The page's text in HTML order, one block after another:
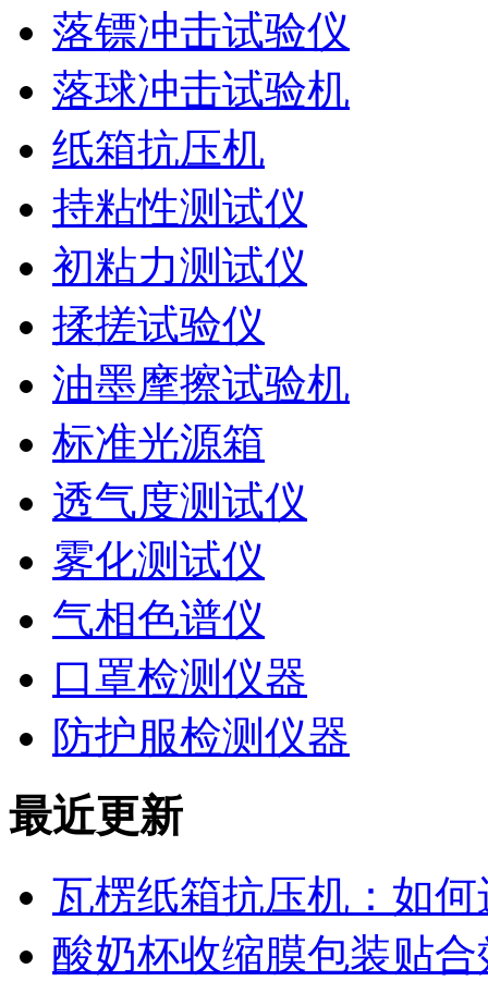
落镖冲击试验仪
落球冲击试验机
纸箱抗压机
持粘性测试仪
初粘力测试仪
揉搓试验仪
油墨摩擦试验机
标准光源箱
透气度测试仪
雾化测试仪
气相色谱仪
口罩检测仪器
防护服检测仪器
最近更新
瓦楞纸箱抗压机：如
酸奶杯收缩膜包装贴